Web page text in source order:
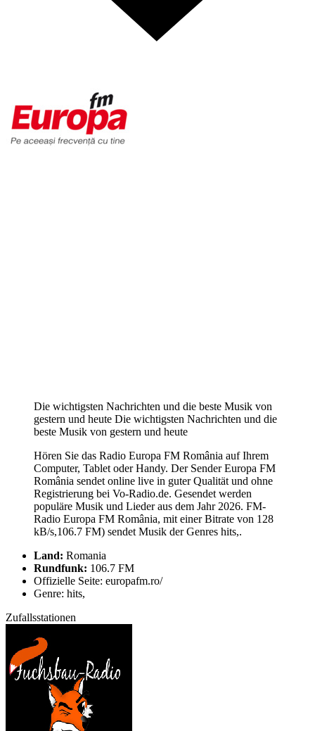
Die wichtigsten Nachrichten und die beste Musik von
gestern und heute Die wichtigsten Nachrichten und die
beste Musik von gestern und heute
Hören Sie das Radio Europa FM România auf Ihrem
Computer, Tablet oder Handy. Der Sender Europa FM
România sendet online live in guter Qualität und ohne
Registrierung bei Vo-Radio.de. Gesendet werden
populäre Musik und Lieder aus dem Jahr 2026. FM-
Radio Europa FM România, mit einer Bitrate von 128
kB/s,106.7 FM) sendet Musik der Genres hits,.
Land: Romania
Rundfunk: 106.7 FM
Offizielle Seite: europafm.ro/
Genre: hits,
Zufallsstationen